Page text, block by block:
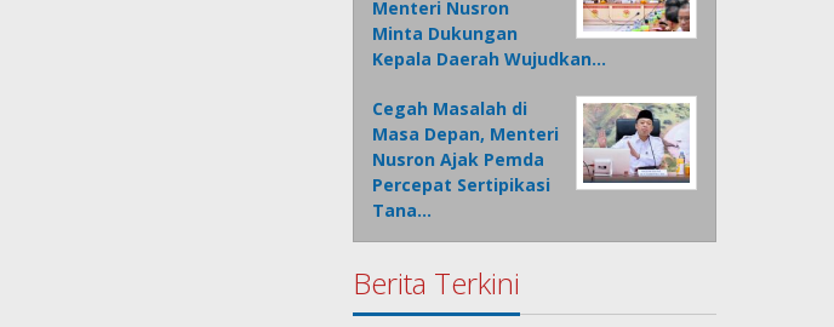
Menteri Nusron
Minta Dukungan
Kepala Daerah Wujudkan…
Cegah Masalah di
Masa Depan, Menteri
Nusron Ajak Pemda
Percepat Sertipikasi
Tana…
Berita Terkini